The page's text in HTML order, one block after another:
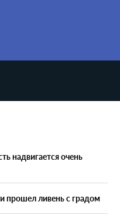
надвигается очень
прошел ливень с градом